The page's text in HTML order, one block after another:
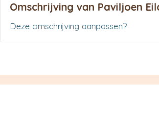
Omschrijving van Paviljoen
Deze omschrijving aanpassen?